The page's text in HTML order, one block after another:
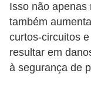
Isso não apenas
também
curtos-circuitos
resultar em
à segurança de
e
l
é
t